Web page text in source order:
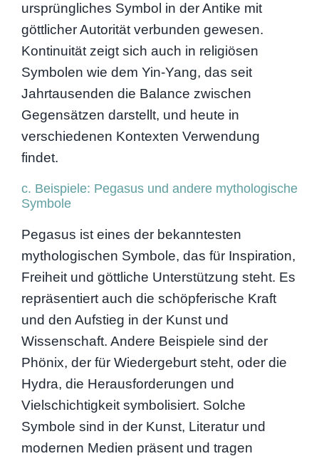
ursprüngliches Symbol in der Antike mit
göttlicher Autorität verbunden gewesen.
Kontinuität zeigt sich auch in religiösen
Symbolen wie dem Yin-Yang, das seit
Jahrtausenden die Balance zwischen
Gegensätzen darstellt, und heute in
verschiedenen Kontexten Verwendung
findet.
c. Beispiele: Pegasus und andere mythologische
Symbole
Pegasus ist eines der bekanntesten
mythologischen Symbole, das für Inspiration,
Freiheit und göttliche Unterstützung steht. Es
repräsentiert auch die schöpferische Kraft
und den Aufstieg in der Kunst und
Wissenschaft. Andere Beispiele sind der
Phönix, der für Wiedergeburt steht, oder die
Hydra, die Herausforderungen und
Vielschichtigkeit symbolisiert. Solche
Symbole sind in der Kunst, Literatur und
modernen Medien präsent und tragen